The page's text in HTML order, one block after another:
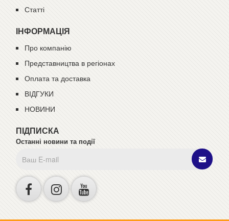
Статті
ІНФОРМАЦІЯ
Про компанію
Представництва в регіонах
Оплата та доставка
ВІДГУКИ
НОВИНИ
ПІДПИСКА
Останні новини та події